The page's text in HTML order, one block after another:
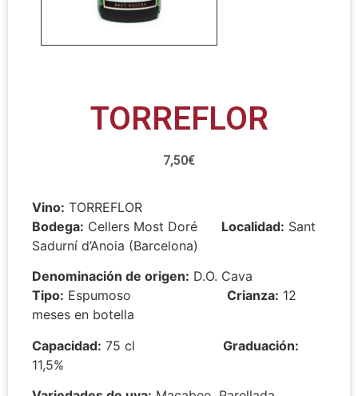
TORREFLOR
7,50€
Vino: TORREFLOR
Bodega: Cellers Most Doré Localidad: Sant
Sadurní d’Anoia (Barcelona)
Denominación de origen: D.O. Cava
Tipo: Espumoso Crianza: 12
meses en botella
Capacidad: 75 cl Graduación:
11,5%